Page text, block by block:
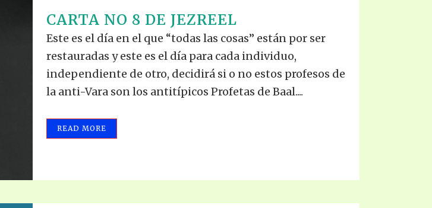
CARTA NO 8 DE JEZREEL
Este es el día en el que “todas las cosas” están por ser
restauradas y este es el día para cada individuo,
independiente de otro, decidirá si o no estos profesos de
la anti-Vara son los antitípicos Profetas de Baal....
READ MORE